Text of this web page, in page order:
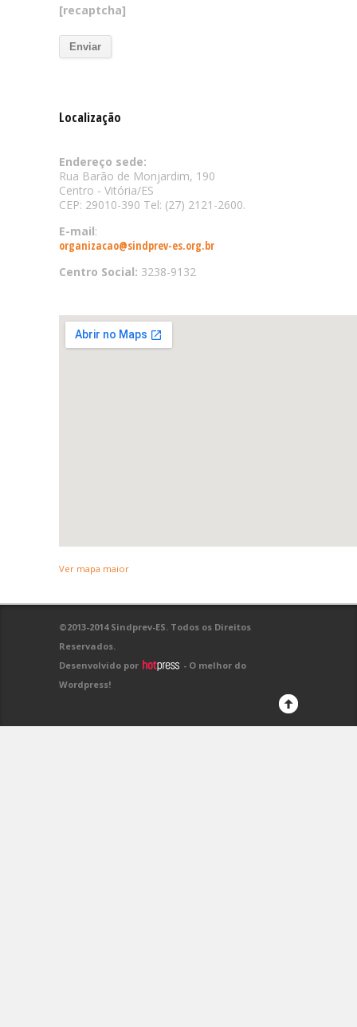
[recaptcha]
Localização
Endereço sede:
Rua Barão de Monjardim, 190
Centro - Vitória/ES
CEP: 29010-390 Tel: (27) 2121-2600.
E-mail:
organizacao@sindprev-es.org.br
Centro Social: 3238-9132
Ver mapa maior
©2013-2014 Sindprev-ES. Todos os Direitos
Reservados.
Desenvolvido por
- O melhor do
Wordpress!